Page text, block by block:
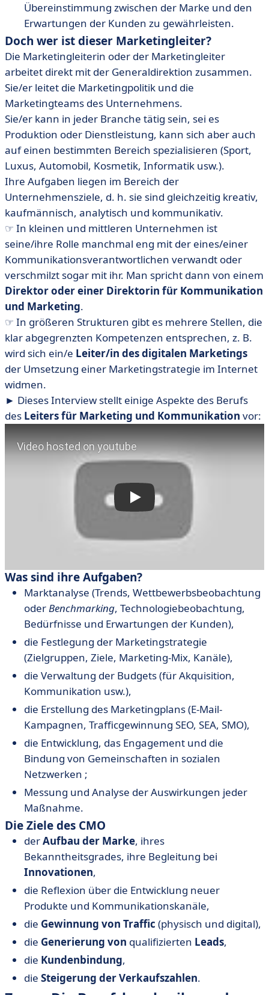
Übereinstimmung zwischen der Marke und den
Erwartungen der Kunden zu gewährleisten.
Doch wer ist dieser Marketingleiter?
Die Marketingleiterin oder der Marketingleiter
arbeitet direkt mit der Generaldirektion zusammen.
Sie/er leitet die Marketingpolitik und die
Marketingteams des Unternehmens.
Sie/er kann in jeder Branche tätig sein, sei es
Produktion oder Dienstleistung, kann sich aber auch
auf einen bestimmten Bereich spezialisieren (Sport,
Luxus, Automobil, Kosmetik, Informatik usw.).
Ihre Aufgaben liegen im Bereich der
Unternehmensziele, d. h. sie sind gleichzeitig kreativ,
kaufmännisch, analytisch und kommunikativ.
☞ In kleinen und mittleren Unternehmen ist
seine/ihre Rolle manchmal eng mit der eines/einer
Kommunikationsverantwortlichen verwandt oder
verschmilzt sogar mit ihr. Man spricht dann von einem
Direktor oder einer Direktorin für Kommunikation
und Marketing.
☞ In größeren Strukturen gibt es mehrere Stellen, die
klar abgegrenzten Kompetenzen entsprechen, z. B.
wird sich ein/e Leiter/in des digitalen Marketings
der Umsetzung einer Marketingstrategie im Internet
widmen.
► Dieses Interview stellt einige Aspekte des Berufs
des Leiters für Marketing und Kommunikation vor:
Was sind ihre Aufgaben?
Marktanalyse (Trends, Wettbewerbsbeobachtung
oderBenchmarking, Technologiebeobachtung,
Bedürfnisse und Erwartungen der Kunden),
die Festlegung der Marketingstrategie
(Zielgruppen, Ziele, Marketing-Mix, Kanäle),
die Verwaltung der Budgets (für Akquisition,
Kommunikation usw.),
die Erstellung des Marketingplans (E-Mail-
Kampagnen, Trafficgewinnung SEO, SEA, SMO),
die Entwicklung, das Engagement und die
Bindung von Gemeinschaften in sozialen
Netzwerken ;
Messung und Analyse der Auswirkungen jeder
Maßnahme.
Die Ziele des CMO
derAufbau der Marke, ihres
Bekanntheitsgrades, ihre Begleitung bei
Innovationen,
die Reflexion über die Entwicklung neuer
Produkte und Kommunikationskanäle,
die Gewinnung von Traffic (physisch und digital),
die Generierung von qualifizierten Leads,
die Kundenbindung,
die Steigerung der Verkaufszahlen.